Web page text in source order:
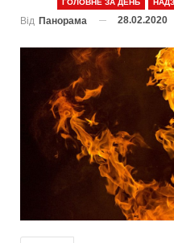
ГОЛОВНЕ ЗА ДЕНЬ
Від Панорама 28.02.2020